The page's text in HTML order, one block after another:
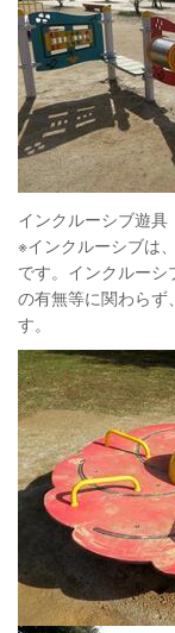
インクルーシブ遊具
※インクルーシブは
です。インクルー
の有無等に関わらず
す。